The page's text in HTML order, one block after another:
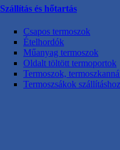
Szállítás és hőtartás
Csapos termoszok
Ételhordók
Műanyag termoszok
Oldalt töltött termoportok
Termoszok,
Termoszsákok szállításhoz